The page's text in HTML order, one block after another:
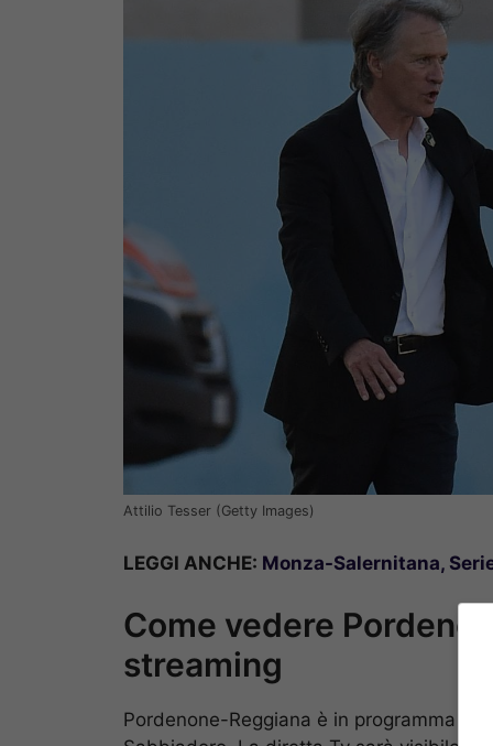
Attilio Tesser (Getty Images)
LEGGI ANCHE: Monza-Salernitana,
Come vedere
streaming
Pordenone-Reggiana è in programma